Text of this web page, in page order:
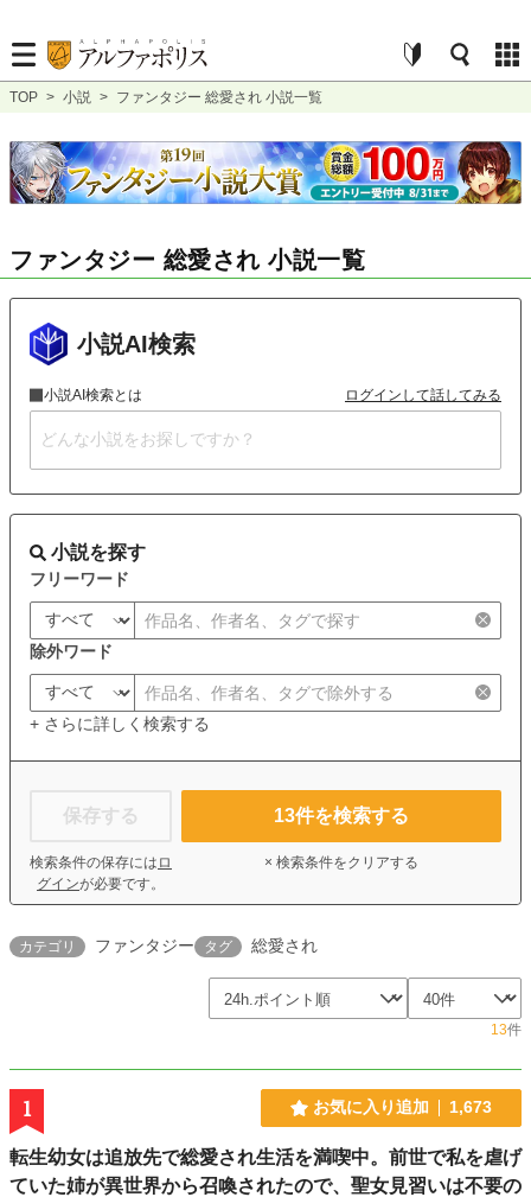
TOP > 小説 > ファンタジー 総愛され 小説一覧
ファンタジー 総愛され 小説一覧
小説AI検索
小説AI検索とは ログインして話してみる
小説を探す
フリーワード
除外ワード
+ さらに詳しく検索する
保存する
検索条件の保存には ロ
グインが必要です。
13件を検索する
× 検索条件をクリアする
カテゴリ ファンタジー タグ 総愛され
13件
1 お気に入り追加 1,673
転生幼女は追放先で総愛され生活を満喫中。前世で私を虐げ
ていた姉が異世界から召喚されたので、聖女見習いは不要の